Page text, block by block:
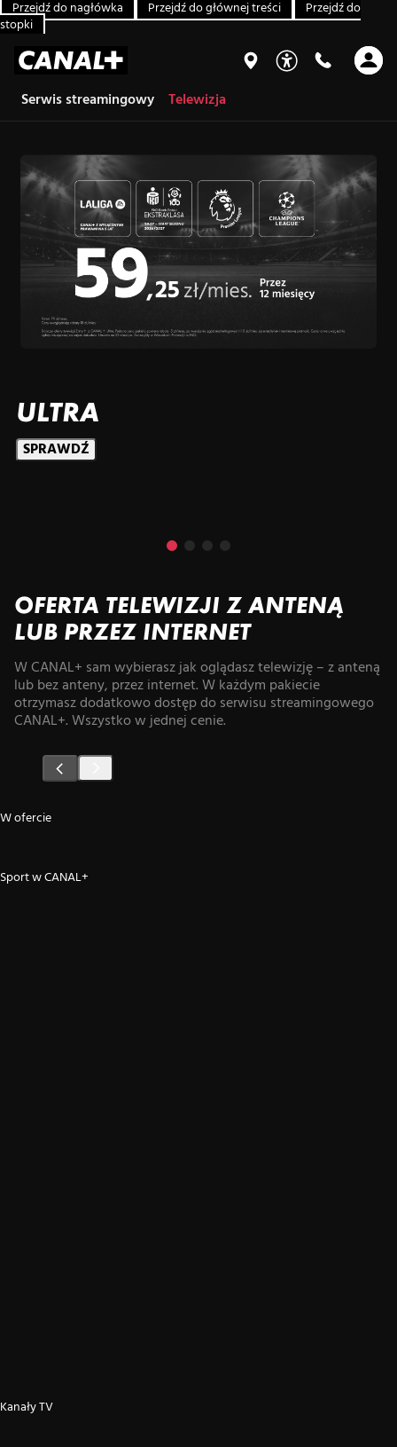
Przejdź do nagłówka Przejdź do głównej treści
Przejdź do
stopki
Serwis streamingowy Telewizja
ULTRA
SPRAWDŹ
OFERTA TELEWIZJI Z ANTENĄ
LUB PRZEZ INTERNET
W CANAL+ sam wybierasz jak oglądasz telewizję – z anteną
lub bez anteny, przez internet. W każdym pakiecie
otrzymasz dodatkowo dostęp do serwisu streamingowego
CANAL+. Wszystko w jednej cenie.
W ofercie
Sport w CANAL+
Kanały TV